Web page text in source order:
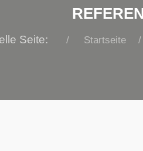
Seite: Startseite